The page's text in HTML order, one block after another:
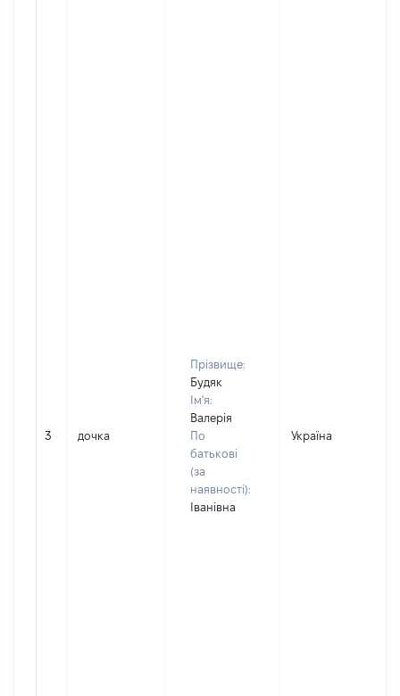
3 дочка
Прізвище:
Будяк
Ім'я:
Валерія
По
батькові
(за
наявності):
Іванівна
Україна